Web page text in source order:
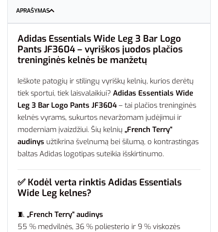
APRAŠYMAS
Adidas Essentials Wide Leg 3 Bar Logo
Pants JF3604 – vyriškos juodos plačios
treninginės kelnės be manžetų
Ieškote patogių ir stilingų vyriškų kelnių, kurios derėtų
tiek sportui, tiek laisvalaikiui? Adidas Essentials Wide
Leg 3 Bar Logo Pants JF3604 – tai plačios treninginės
kelnės vyrams, sukurtos nevaržomam judėjimui ir
moderniam įvaizdžiui. Šių kelnių „French Terry“
audinys užtikrina švelnumą bei šilumą, o kontrastingas
baltas Adidas logotipas suteikia išskirtinumo.
✅ Kodėl verta rinktis Adidas Essentials
Wide Leg kelnes?
🧵 „French Terry“ audinys
55 % medvilnės, 36 % poliesterio ir 9 % viskozės